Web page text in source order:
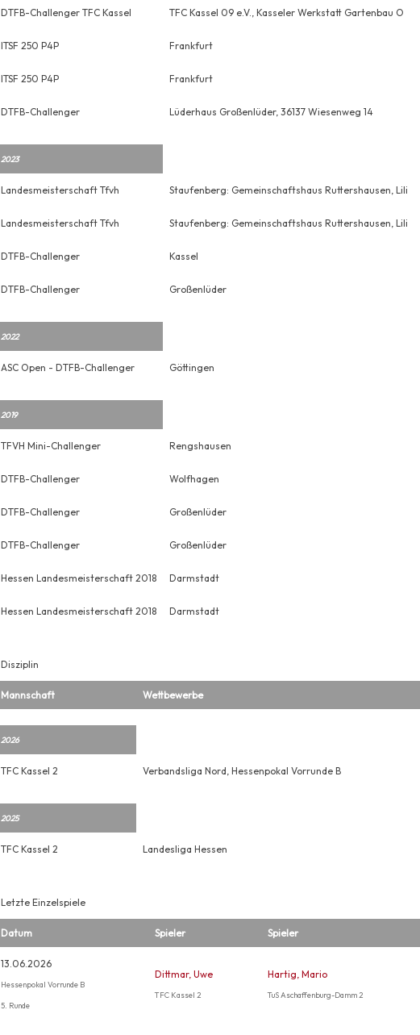
DTFB-Challenger TFC Kassel TFC Kassel 09 e.V., Kasseler Werkstatt Gartenbau O
ITSF 250 P4P Frankfurt
ITSF 250 P4P Frankfurt
DTFB-Challenger Lüderhaus Großenlüder, 36137 Wiesenweg 14
2023
Landesmeisterschaft Tfvh Staufenberg: Gemeinschaftshaus Ruttershausen, Lili
Landesmeisterschaft Tfvh Staufenberg: Gemeinschaftshaus Ruttershausen, Lili
DTFB-Challenger Kassel
DTFB-Challenger Großenlüder
2022
ASC Open - DTFB-Challenger Göttingen
2019
TFVH Mini-Challenger Rengshausen
DTFB-Challenger Wolfhagen
DTFB-Challenger Großenlüder
DTFB-Challenger Großenlüder
Hessen Landesmeisterschaft 2018 Darmstadt
Hessen Landesmeisterschaft 2018 Darmstadt
Disziplin
Mannschaft Wettbewerbe
2026
TFC Kassel 2 Verbandsliga Nord, Hessenpokal Vorrunde B
2025
TFC Kassel 2 Landesliga Hessen
Letzte Einzelspiele
Datum Spieler Spieler
13.06.2026
Hessenpokal Vorrunde B
5. Runde
Dittmar, Uwe
TFC Kassel 2
Hartig, Mario
TuS Aschaffenburg-Damm 2